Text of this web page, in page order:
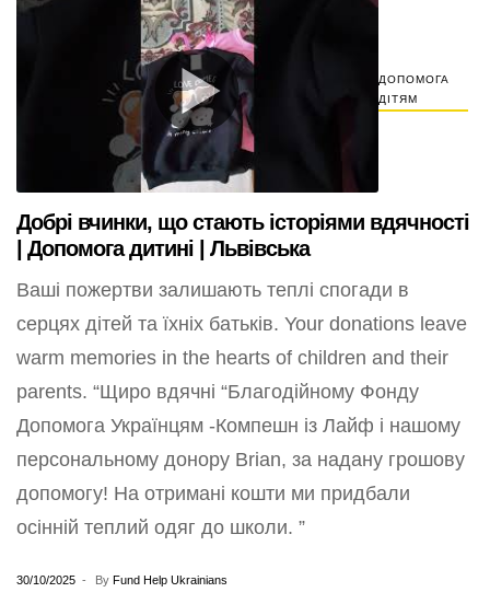
ДОПОМОГА
ДІТЯМ
Добрі вчинки, що стають історіями вдячності
| Допомога дитині | Львівська
Ваші пожертви залишають теплі спогади в
серцях дітей та їхніх батьків. Your donations leave
warm memories in the hearts of children and their
parents. “Щиро вдячні “Благодійному Фонду
Допомога Українцям -Компешн із Лайф і нашому
персональному донору Brian, за надану грошову
допомогу! На отримані кошти ми придбали
осінній теплий одяг до школи. ”
30/10/2025 By Fund Help Ukrainians